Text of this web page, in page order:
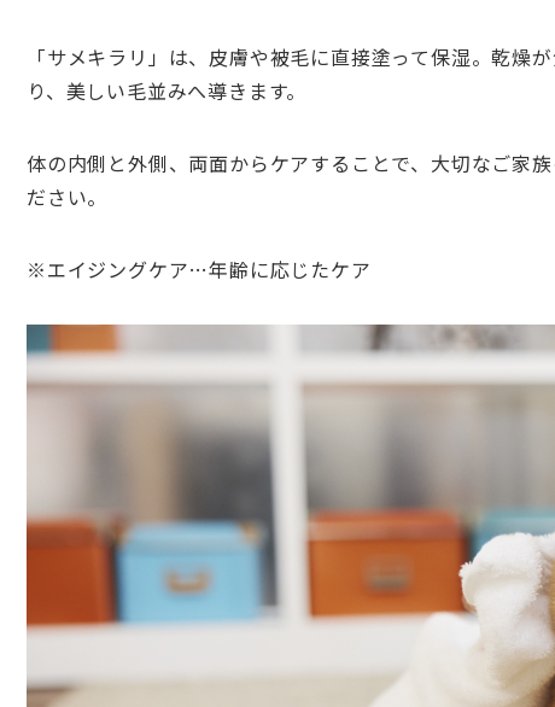
「サメキラリ」は、皮膚や被毛に直接塗って保湿。乾
り、美しい毛並みへ導きます。
体の内側と外側、両面からケアすることで、大切なご家
ださい。
※エイジングケア…年齢に応じたケア